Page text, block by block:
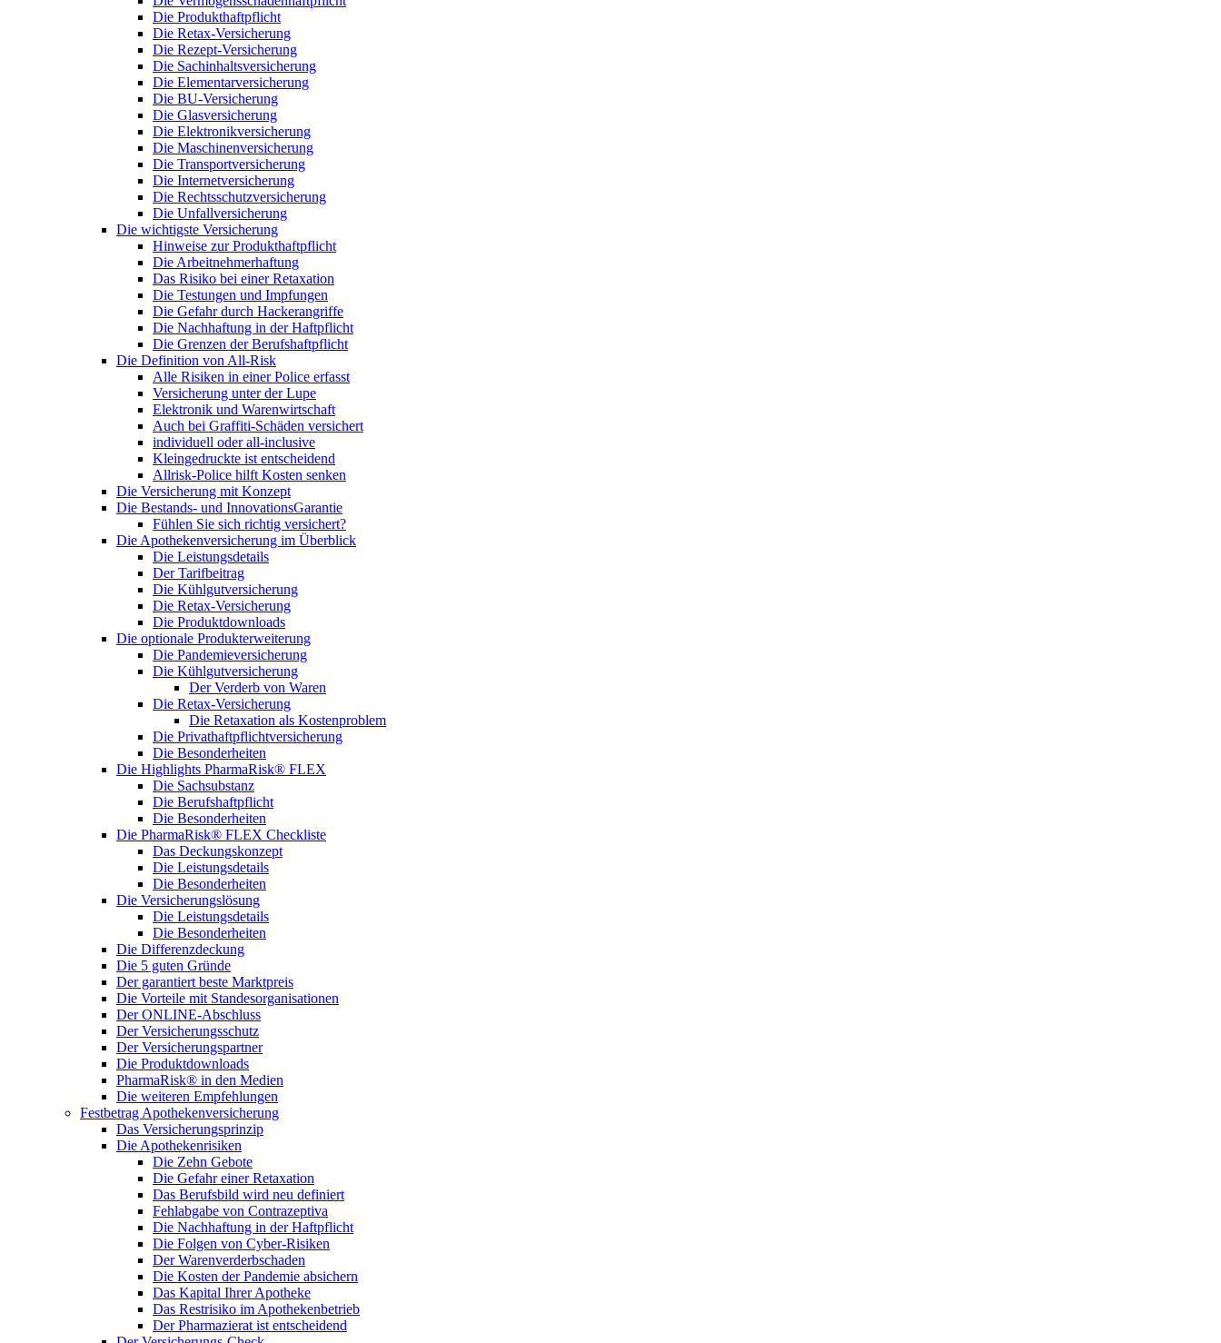
Die Produkthaftpflicht
Die Retax-Versicherung
Die Rezept-Versicherung
Die Sachinhaltsversicherung
Die Elementarversicherung
Die BU-Versicherung
Die Glasversicherung
Die Elektronikversicherung
Die Maschinenversicherung
Die Transportversicherung
Die Internetversicherung
Die Rechtsschutzversicherung
Die Unfallversicherung
Die wichtigste Versicherung
Hinweise zur Produkthaftpflicht
Die Arbeitnehmerhaftung
Das Risiko bei einer Retaxation
Die Testungen und Impfungen
Die Gefahr durch Hackerangriffe
Die Nachhaftung in der Haftpflicht
Die Grenzen der Berufshaftpflicht
Die Definition von All-Risk
Alle Risiken in einer Police erfasst
Versicherung unter der Lupe
Elektronik und Warenwirtschaft
Auch bei Graffiti-Schäden versichert
individuell oder all-inclusive
Kleingedruckte ist entscheidend
Allrisk-Police hilft Kosten senken
Die Versicherung mit Konzept
Die Bestands- und InnovationsGarantie
Fühlen Sie sich richtig versichert?
Die Apothekenversicherung im Überblick
Die Leistungsdetails
Der Tarifbeitrag
Die Kühlgutversicherung
Die Retax-Versicherung
Die Produktdownloads
Die optionale Produkterweiterung
Die Pandemieversicherung
Die Kühlgutversicherung
Der Verderb von Waren
Die Retax-Versicherung
Die Retaxation als Kostenproblem
Die Privathaftpflichtversicherung
Die Besonderheiten
Die Highlights PharmaRisk® FLEX
Die Sachsubstanz
Die Berufshaftpflicht
Die Besonderheiten
Die PharmaRisk® FLEX Checkliste
Das Deckungskonzept
Die Leistungsdetails
Die Besonderheiten
Die Versicherungslösung
Die Leistungsdetails
Die Besonderheiten
Die Differenzdeckung
Die 5 guten Gründe
Der garantiert beste Marktpreis
Die Vorteile mit Standesorganisationen
Der ONLINE-Abschluss
Der Versicherungsschutz
Der Versicherungspartner
Die Produktdownloads
PharmaRisk® in den Medien
Die weiteren Empfehlungen
Festbetrag Apothekenversicherung
Das Versicherungsprinzip
Die Apothekenrisiken
Die Zehn Gebote
Die Gefahr einer Retaxation
Das Berufsbild wird neu definiert
Fehlabgabe von Contrazeptiva
Die Nachhaftung in der Haftpflicht
Die Folgen von Cyber-Risiken
Der Warenverderbschaden
Die Kosten der Pandemie absichern
Das Kapital Ihrer Apotheke
Das Restrisiko im Apothekenbetrieb
Der Pharmazierat ist entscheidend